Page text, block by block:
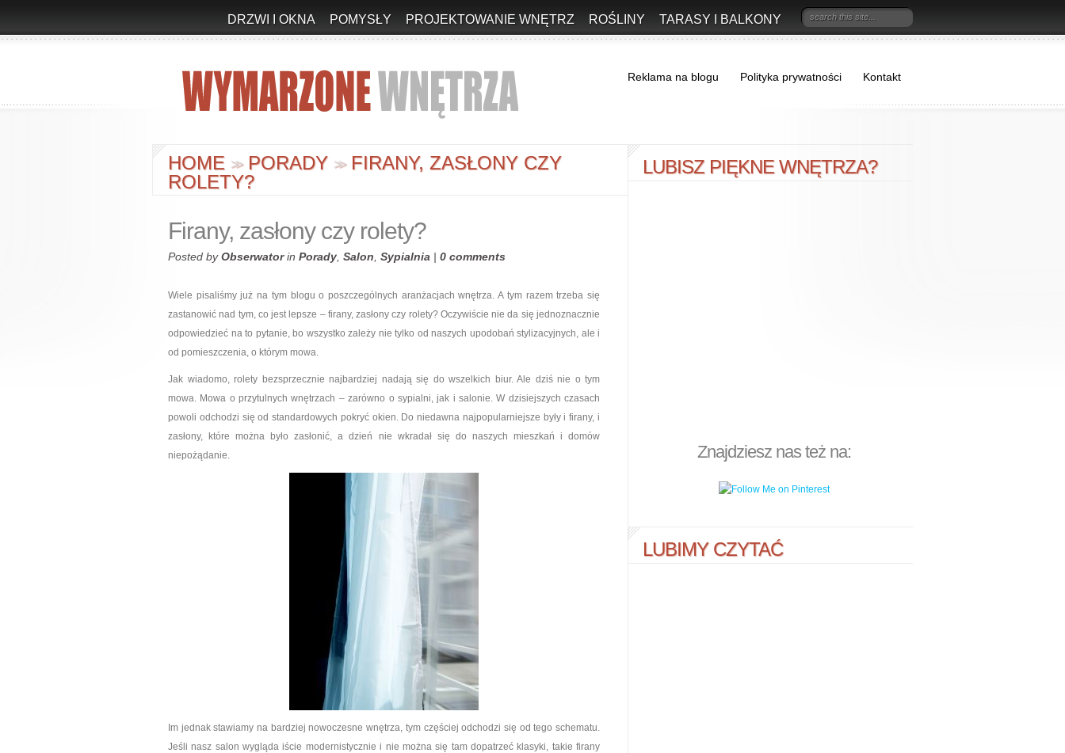
DRZWI I OKNA POMYSŁY PROJEKTOWANIE WNĘTRZ ROŚLINY TARASY I BALKONY
Reklama na blogu Polityka prywatności Kontakt
HOME >> PORADY >>FIRANY, ZASŁONY CZY
ROLETY?
Firany, zasłony czy rolety?
Posted byObserwatorin Porady Salon Sypialnia | 0 comments
Wiele pisaliśmy już na tym blogu o poszczególnych aranżacjach wnętrza. A tym razem trzeba się
zastanowić nad tym, co jest lepsze – firany, zasłony czy rolety? Oczywiście nie da się jednoznacznie
odpowiedzieć na to pytanie, bo wszystko zależy nie tylko od naszych upodobań stylizacyjnych, ale i
od pomieszczenia, o którym mowa.
Jak wiadomo, rolety bezsprzecznie najbardziej nadają się do wszelkich biur. Ale dziś nie o tym
mowa. Mowa o przytulnych wnętrzach – zarówno o sypialni, jak i salonie. W dzisiejszych czasach
powoli odchodzi się od standardowych pokryć okien. Do niedawna najpopularniejsze były i firany, i
zasłony, które można było zasłonić, a dzień nie wkradał się do naszych mieszkań i domów
niepożądanie.
Im jednak stawiamy na bardziej nowoczesne wnętrza, tym częściej odchodzi się od tego schematu.
Jeśli nasz salon wygląda iście modernistycznie i nie można się tam dopatrzeć klasyki, takie firany
LUBISZ PIĘKNE WNĘTRZA?
Znajdziesz nas też na:
LUBIMY CZYTAĆ